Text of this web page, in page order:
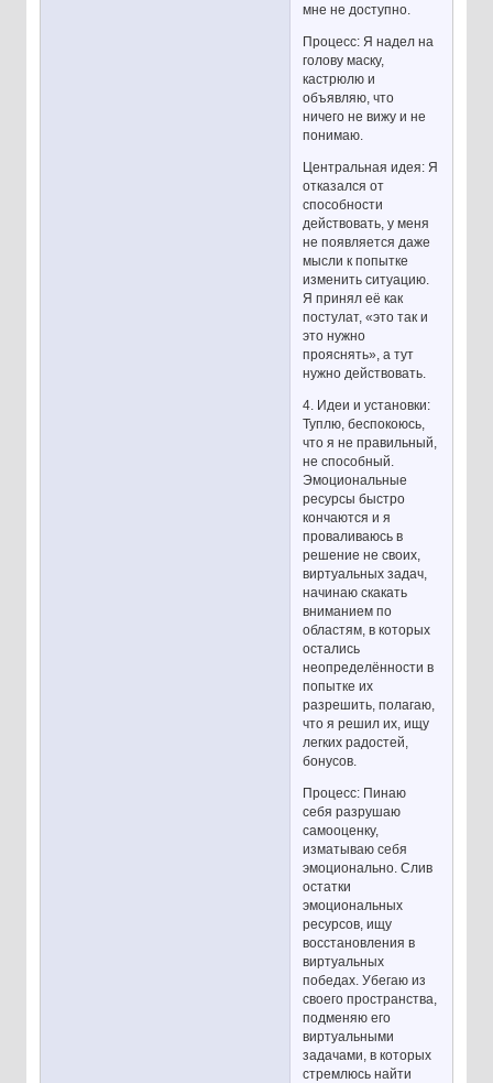
мне не доступно.
Процесс: Я надел на
голову маску,
кастрюлю и
объявляю, что
ничего не вижу и не
понимаю.
Центральная идея: Я
отказался от
способности
действовать, у меня
не появляется даже
мысли к попытке
изменить ситуацию.
Я принял её как
постулат, «это так и
это нужно
прояснять», а тут
нужно действовать.
4. Идеи и установки:
Туплю, беспокоюсь,
что я не правильный,
не способный.
Эмоциональные
ресурсы быстро
кончаются и я
проваливаюсь в
решение не своих,
виртуальных задач,
начинаю скакать
вниманием по
областям, в которых
остались
неопределённости в
попытке их
разрешить, полагаю,
что я решил их, ищу
легких радостей,
бонусов.
Процесс: Пинаю
себя разрушаю
самооценку,
изматываю себя
эмоционально. Слив
остатки
эмоциональных
ресурсов, ищу
восстановления в
виртуальных
победах. Убегаю из
своего пространства,
подменяю его
виртуальными
задачами, в которых
стремлюсь найти